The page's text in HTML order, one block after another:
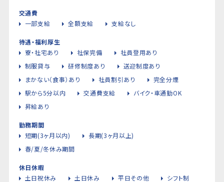
交通費
一部支給
全額支給 支給なし
待遇・福利厚生
寮・社宅あり
社保完備
社員登用あり
制服貸与
研修制度あり
送迎制度あり
まかない（食事）あり
社員割引あり
完全分煙
駅から5分以内
交通費支給
バイク・車通勤OK
昇給あり
勤務期間
短期(3ヶ月以内)
長期(3ヶ月以上)
春/夏/冬休み期間
休日休暇
土日祝休み
土日休み 平日その他
シフト制